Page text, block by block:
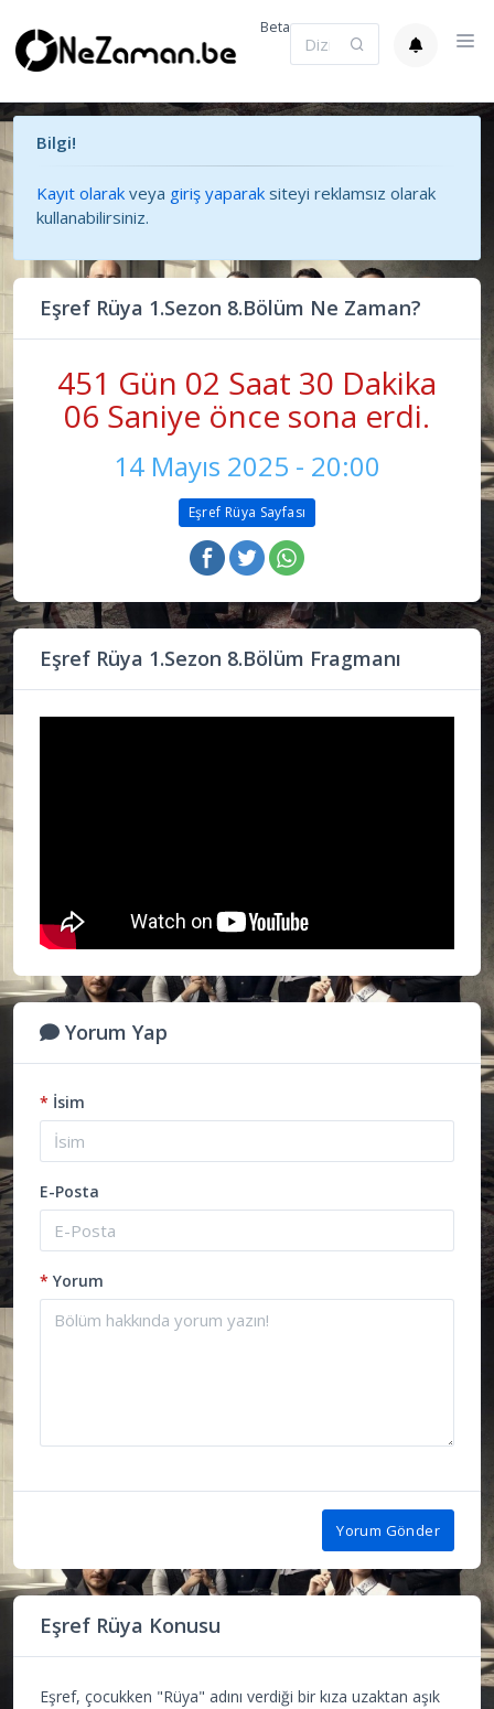
Beta
Bilgi!
Kayıt olarak veya giriş yaparak siteyi reklamsız olarak
kullanabilirsiniz.
Eşref Rüya 1.Sezon 8.Bölüm Ne Zaman?
451 Gün 02 Saat 30 Dakika
07 Saniye önce sona erdi.
14 Mayıs 2025 - 20:00
Eşref Rüya Sayfası
Eşref Rüya 1.Sezon 8.Bölüm Fragmanı
Yorum Yap
* İsim
E-Posta
* Yorum
Yorum Gönder
Eşref Rüya Konusu
Eşref, çocukken "Rüya" adını verdiği bir kıza uzaktan aşık